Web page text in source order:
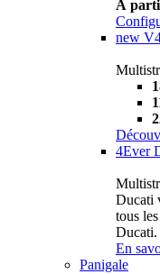
À
new
4Ever
Ducati
tous
Ducati.
En
Panigale